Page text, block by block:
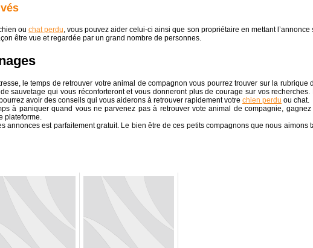
ou chat perdu, vous pouvez aider celui-ci ainsi que son propriétaire en mettant l’annonce
être vue et regardée par un grand nombre de personnes.
le temps de retrouver votre animal de compagnon vous pourrez trouver sur la rubrique
sauvetage qui vous réconforteront et vous donneront plus de courage sur vos recherches.
avoir des conseils qui vous aiderons à retrouver rapidement votre chien perdu ou chat.
à paniquer quand vous ne parvenez pas à retrouver vote animal de compagnie, gagnez
plateforme.
annonces est parfaitement gratuit. Le bien être de ces petits compagnons que nous aimons